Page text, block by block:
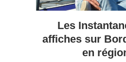
Les
affiches sur
en